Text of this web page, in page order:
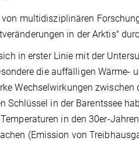
multidisziplinären
in der Arktis"
in erster Linie mit der
die auffälligen Wärme-
Wechselwirkungen
Schlüssel in der Barentssee
in den 30er-
(Emission von